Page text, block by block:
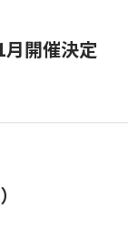
月開催決定